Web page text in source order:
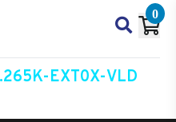
0
EXT0X-VLD